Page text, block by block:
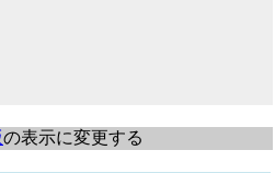
の表示に変更する